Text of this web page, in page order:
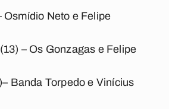
Osmídio Neto e Felipe
– Os Gonzagas e Felipe
Banda Torpedo e Vinícius